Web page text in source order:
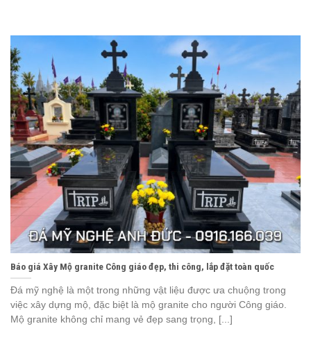
Báo giá Xây Mộ granite Công giáo đẹp, thi công, lắp đặt toàn quốc
Đá mỹ nghệ là một trong những vật liệu được ưa chuộng trong
việc xây dựng mộ, đặc biệt là mộ granite cho người Công giáo.
Mộ granite không chỉ mang vẻ đẹp sang trọng, [...]